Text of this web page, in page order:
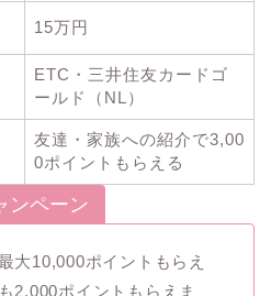
15万円
ETC・三井住友カードゴ
ールド（NL）
友達・家族への紹介で3,00
0ポイントもらえる
ンペーン
大10,000ポイントもらえ
2,000ポイントもらえま